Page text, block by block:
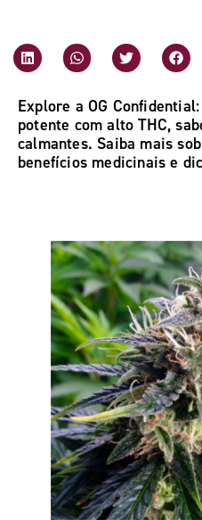
Explore a OG
potente com alto THC,
calmantes. Saiba mais
benefícios medicinais e